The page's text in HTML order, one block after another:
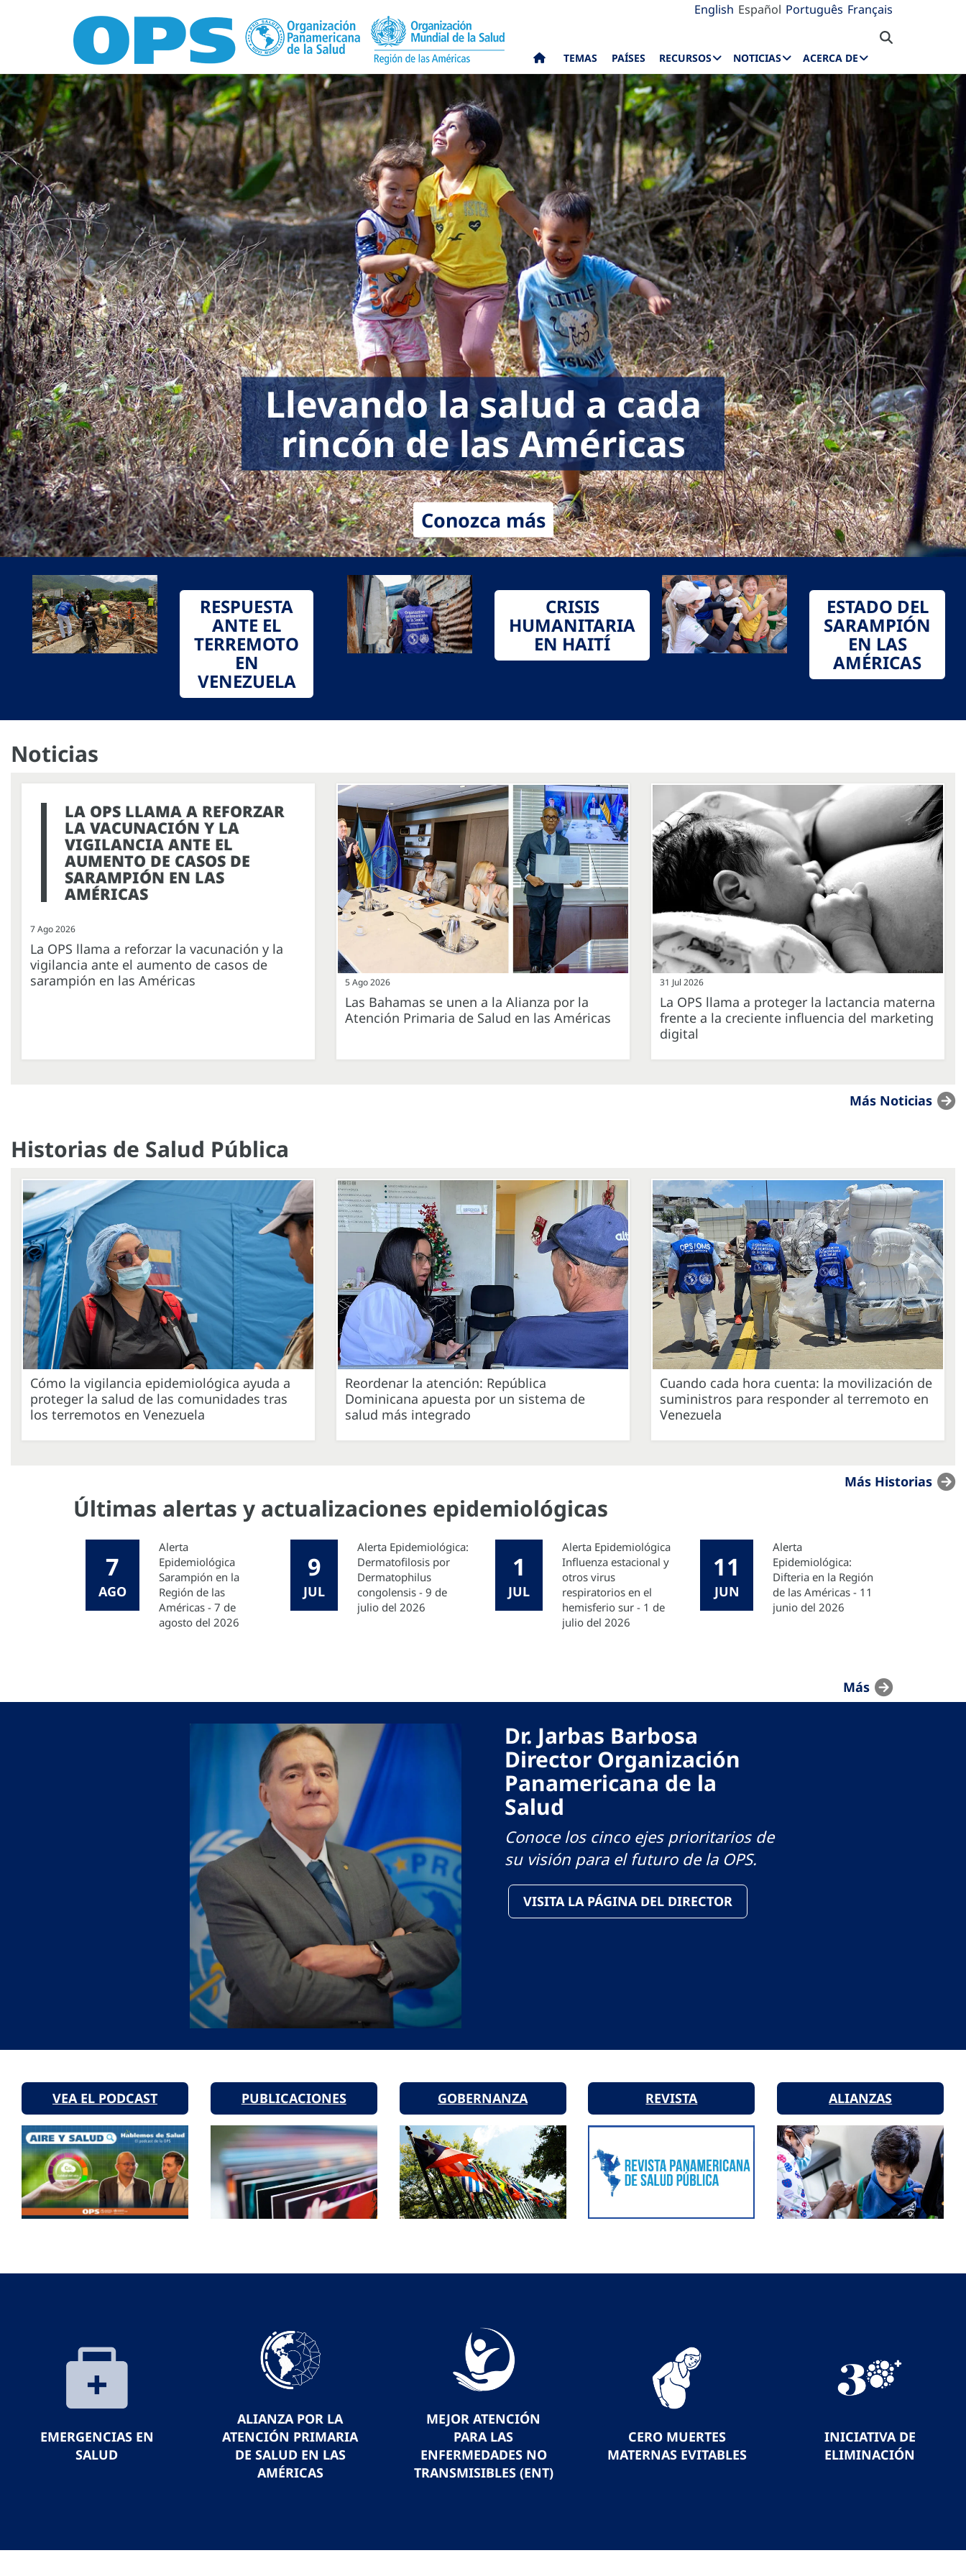
English Español Português Français
TEMAS PAÍSES RECURSOS NOTICIAS ACERCA DE
Llevando la salud a cada
rincón de las Américas
Conozca más
RESPUESTA
ANTE EL
TERREMOTO
EN
VENEZUELA
CRISIS
HUMANITARIA
EN HAITÍ
ESTADO DEL
SARAMPIÓN
EN LAS
AMÉRICAS
Noticias
LA OPS LLAMA A REFORZAR
LA VACUNACIÓN Y LA
VIGILANCIA ANTE EL
AUMENTO DE CASOS DE
SARAMPIÓN EN LAS
AMÉRICAS
7 Ago 2026
La OPS llama a reforzar la vacunación y la
vigilancia ante el aumento de casos de
sarampión en las Américas
5 Ago 2026
Las Bahamas se unen a la Alianza por la
Atención Primaria de Salud en las Américas
31 Jul 2026
La OPS llama a proteger la lactancia materna
frente a la creciente influencia del marketing
digital
Más Noticias
Historias de Salud Pública
Cómo la vigilancia epidemiológica ayuda a
proteger la salud de las comunidades tras
los terremotos en Venezuela
Reordenar la atención: República
Dominicana apuesta por un sistema de
salud más integrado
Cuando cada hora cuenta: la movilización de
suministros para responder al terremoto en
Venezuela
Más Historias
Últimas alertas y actualizaciones epidemiológicas
7
AGO
Alerta
Epidemiológica
Sarampión en la
Región de las
Américas - 7 de
agosto del 2026
9
JUL
Alerta Epidemiológica:
Dermatofilosis por
Dermatophilus
congolensis - 9 de
julio del 2026
1
JUL
Alerta Epidemiológica
Influenza estacional y
otros virus
respiratorios en el
hemisferio sur - 1 de
julio del 2026
11
JUN
Alerta
Epidemiológica:
Difteria en la Región
de las Américas - 11
junio del 2026
Más
Dr. Jarbas Barbosa
Director Organización
Panamericana de la
Salud
Conoce los cinco ejes prioritarios de
su visión para el futuro de la OPS.
VISITA LA PÁGINA DEL DIRECTOR
VEA EL PODCAST PUBLICACIONES GOBERNANZA REVISTA ALIANZAS
EMERGENCIAS EN
SALUD
ALIANZA POR LA
ATENCIÓN PRIMARIA
DE SALUD EN LAS
AMÉRICAS
MEJOR ATENCIÓN
PARA LAS
ENFERMEDADES NO
TRANSMISIBLES (ENT)
CERO MUERTES
MATERNAS EVITABLES
INICIATIVA DE
ELIMINACIÓN